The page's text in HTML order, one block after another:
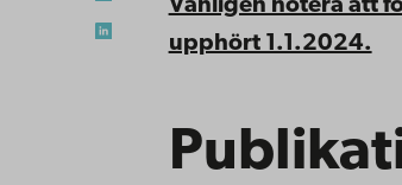
Vänligen notera att
upphört 1.1.2024.